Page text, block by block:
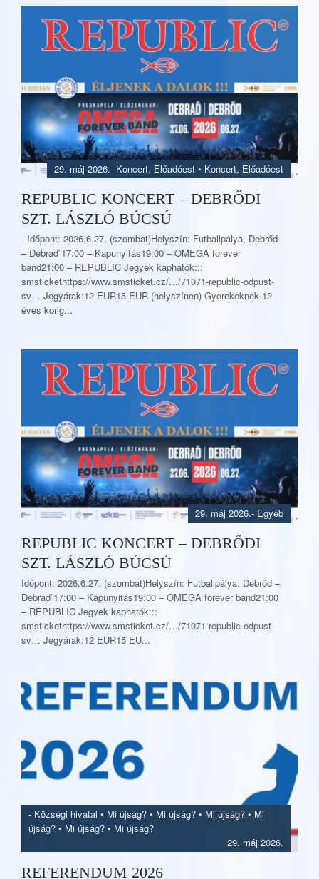
- Koncert, Előadóest • Koncert, Előadóest
29. máj 2026.
REPUBLIC KONCERT – DEBRŐDI
SZT. LÁSZLÓ BÚCSÚ
Időpont: 2026.6.27. (szombat)Helyszín: Futballpálya, Debrőd
– Debraď 17:00 – Kapunyitás19:00 – OMEGA forever
band21:00 – REPUBLIC Jegyek kaphatók:::
smstickethttps://www.smsticket.cz/…/71071-republic-odpust-
sv… Jegyárak:12 EUR15 EUR (helyszínen) Gyerekeknek 12
éves korig...
- Egyéb
29. máj 2026.
REPUBLIC KONCERT – DEBRŐDI
SZT. LÁSZLÓ BÚCSÚ
Időpont: 2026.6.27. (szombat)Helyszín: Futballpálya, Debrőd –
Debraď 17:00 – Kapunyitás19:00 – OMEGA forever band21:00
– REPUBLIC Jegyek kaphatók:::
smstickethttps://www.smsticket.cz/…/71071-republic-odpust-
sv… Jegyárak:12 EUR15 EU...
- Községi hivatal • Mi újság? • Mi újság? • Mi újság? • Mi
újság? • Mi újság? • Mi újság?
29. máj 2026.
REFERENDUM 2026